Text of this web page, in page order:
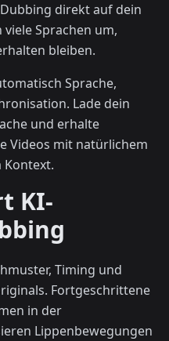
direkt auf dein
Sprachen um,
bleiben.
Sprache,
Lade dein
und erhalte
Videos mit natürlichem
KI-
Timing und
Fortgeschrittene
in der
Lippenbewegungen